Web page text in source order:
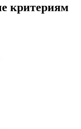
критериям